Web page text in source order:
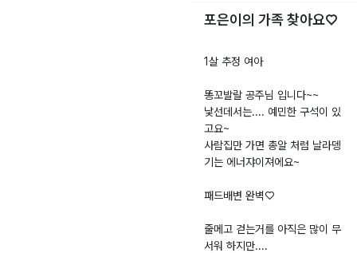
포은이의 가족 찾아요♡
1살 추정 여아
똥꼬발랄 공주님 입니다~~
낯선데서는.... 예민한 구석이 있
고요~
사람집만 가면 총알 처럼 날라뎅
기는 에너쟈이져에요~
패드배변 완벽♡
줄메고 걷는거를 아직은 많이 무
서워 하지만....